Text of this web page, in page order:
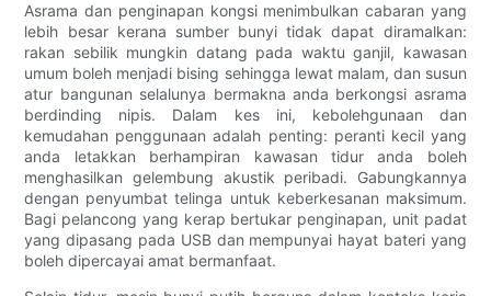
Asrama dan penginapan kongsi menimbulkan cabaran yang
lebih besar kerana sumber bunyi tidak dapat diramalkan:
rakan sebilik mungkin datang pada waktu ganjil, kawasan
umum boleh menjadi bising sehingga lewat malam, dan susun
atur bangunan selalunya bermakna anda berkongsi asrama
berdinding nipis. Dalam kes ini, kebolehgunaan dan
kemudahan penggunaan adalah penting: peranti kecil yang
anda letakkan berhampiran kawasan tidur anda boleh
menghasilkan gelembung akustik peribadi. Gabungkannya
dengan penyumbat telinga untuk keberkesanan maksimum.
Bagi pelancong yang kerap bertukar penginapan, unit padat
yang dipasang pada USB dan mempunyai hayat bateri yang
boleh dipercayai amat bermanfaat.